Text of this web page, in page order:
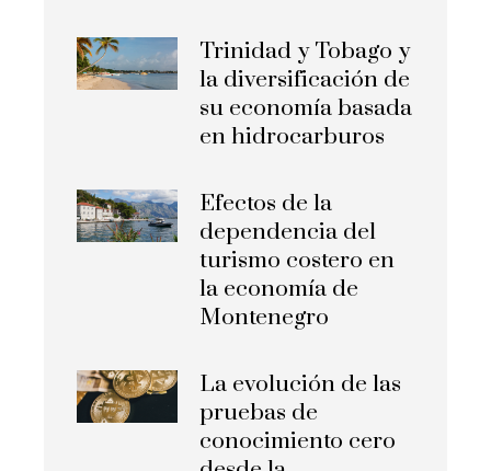
Trinidad y Tobago y
la diversificación de
su economía basada
en hidrocarburos
Efectos de la
dependencia del
turismo costero en
la economía de
Montenegro
La evolución de las
pruebas de
conocimiento cero